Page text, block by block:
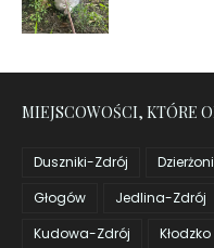
MIEJSCOWOŚCI, KTÓRE
Duszniki-Zdrój
Głogów
Jedlina-Zdrój
Kudowa-Zdrój
Kłodzko